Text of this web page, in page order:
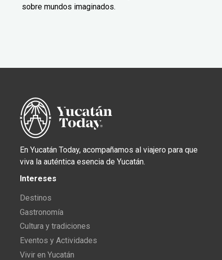
sobre mundos imaginados.
En Yucatán Today, acompañamos al viajero para que
viva la auténtica esencia de Yucatán.
Intereses
Destinos
Gastronomía
Cultura y tradiciones
Eventos y Actividades
Vivir en Yucatán